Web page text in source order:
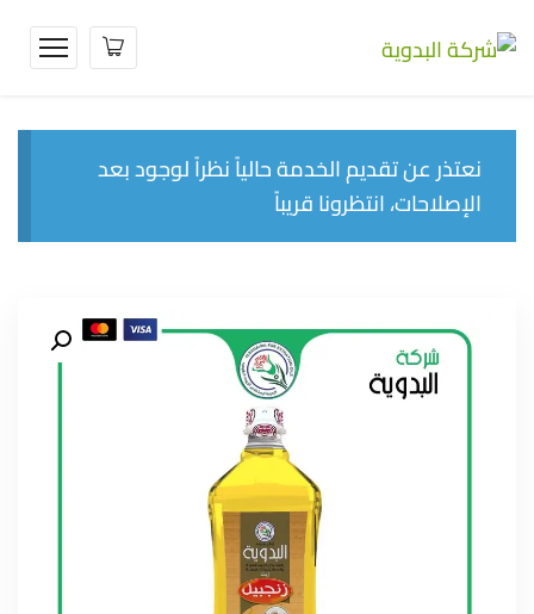
نعتذر عن تقديم الخدمة حالياً نظراً لوجود بعد
الإصلاحات، انتظرونا قريباً